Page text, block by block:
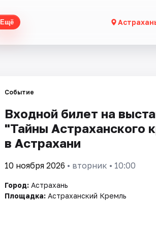
Ещё
Событие
Входной билет на
"Тайны Астраханского
в Астрахани
10 ноября 2026 • вторник • 10:00
Город: Астрахань
Площадка: Астраханский Кремль